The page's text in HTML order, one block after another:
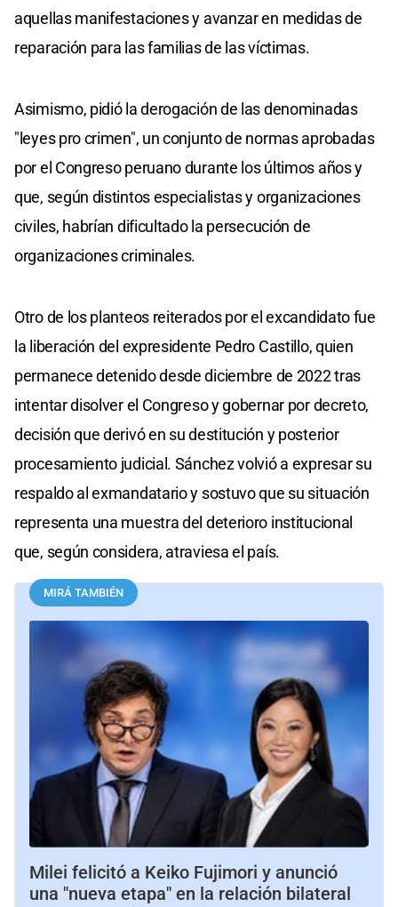
aquellas manifestaciones y avanzar en medidas de
reparación para las familias de las víctimas.
Asimismo, pidió la derogación de las denominadas
"leyes pro crimen", un conjunto de normas aprobadas
por el Congreso peruano durante los últimos años y
que, según distintos especialistas y organizaciones
civiles, habrían dificultado la persecución de
organizaciones criminales.
Otro de los planteos reiterados por el excandidato fue
la liberación del expresidente Pedro Castillo, quien
permanece detenido desde diciembre de 2022 tras
intentar disolver el Congreso y gobernar por decreto,
decisión que derivó en su destitución y posterior
procesamiento judicial. Sánchez volvió a expresar su
respaldo al exmandatario y sostuvo que su situación
representa una muestra del deterioro institucional
que, según considera, atraviesa el país.
MIRÁ TAMBIÉN
Milei felicitó a Keiko Fujimori y anunció
una "nueva etapa" en la relación bilateral